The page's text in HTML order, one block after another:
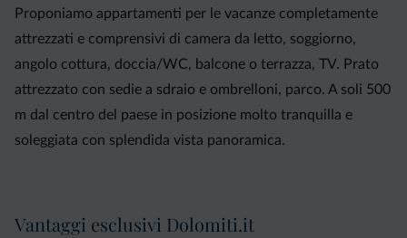
Proponiamo appartamenti per le vacanze completamente
attrezzati e comprensivi di camera da letto, soggiorno,
angolo cottura, doccia/WC, balcone o terrazza, TV. Prato
attrezzato con sedie a sdraio e ombrelloni, parco. A soli 500
m dal centro del paese in posizione molto tranquilla e
soleggiata con splendida vista panoramica.
Vantaggi esclusivi Dolomiti.it